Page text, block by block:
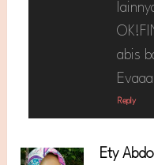
abis
Reply
Ety